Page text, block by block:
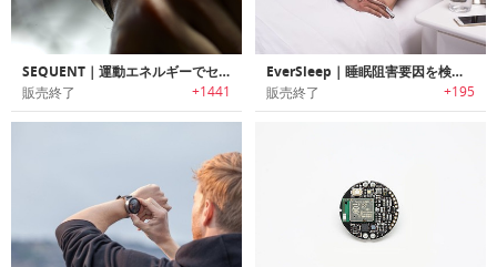
SEQUENT｜運動エネルギーでセルフ充電可能なスイスデザインスマートウォッチ「シークエント」
販売終了 +1441
EverSleep｜睡眠阻害要因を検出/トラックし睡眠改善のためのコーチングを行うスリープトラッカー「エバースリープ」
販売終了 +195